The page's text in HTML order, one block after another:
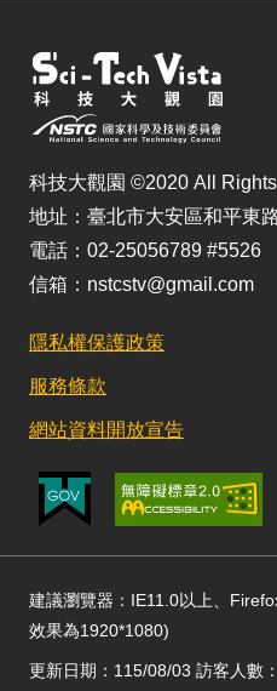
科技大觀園 ©2020 All
地址：臺北市大安區和平東
電話：02-25056789 #5526
信箱：nstcstv@gmail.com
隱私權保護政策
服務條款
網站資料開放宣告
建議瀏覽器：IE11.0以上、
效果為1920*1080)
更新日期：115/08/03 訪客人數